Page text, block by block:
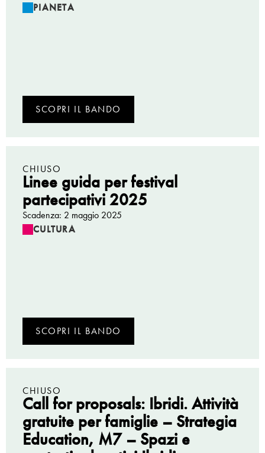
PIANETA
SCOPRI IL BANDO
CHIUSO
Linee guida per festival
partecipativi 2025
Scadenza: 2 maggio 2025
CULTURA
SCOPRI IL BANDO
CHIUSO
Call for proposals: Ibridi. Attività
gratuite per famiglie – Strategia
Education, M7 – Spazi e